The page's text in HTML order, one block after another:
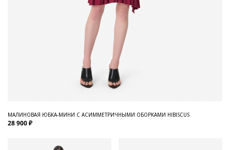
МАЛИНОВАЯ ЮБКА-МИНИ С АСИММЕТРИЧНЫМИ ОБОРКАМИ HIBISCUS
28 900 ₽